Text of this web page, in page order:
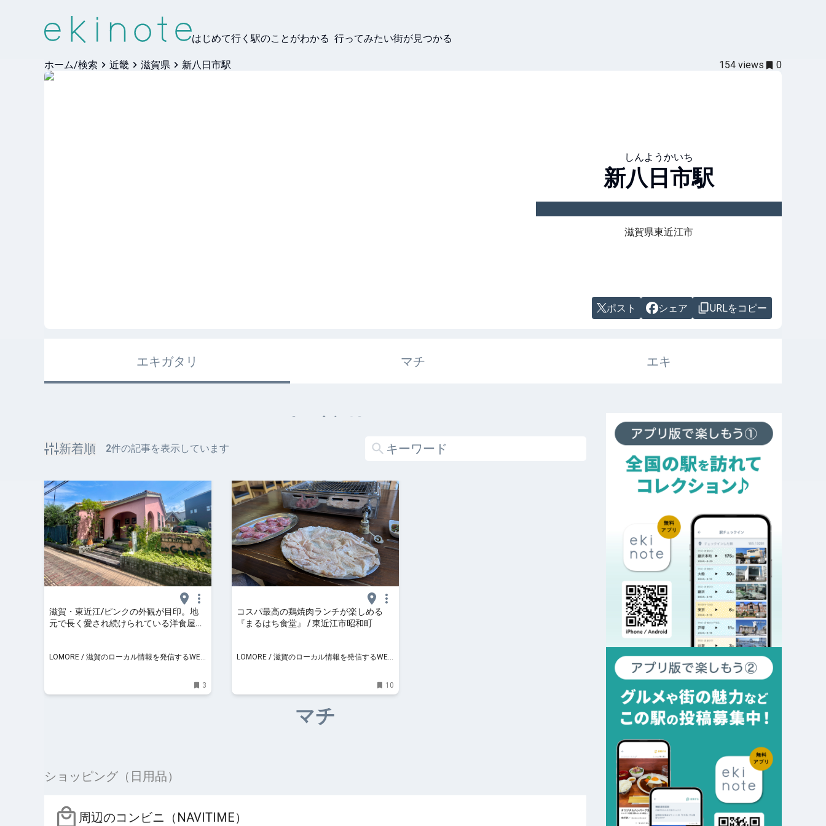
はじめて行く駅のことがわかる 行ってみたい街が見つかる
ホーム/検索 近畿 滋賀県 新八日市駅 154 views 0
しんようかいち
新八日市駅
滋賀県東近江市
ポスト シェア URLをコピー
エキガタリ マチ エキ
エキガタリ
新着順 2件の記事を表示しています
滋賀・東近江/ピンクの外観が目印。地
元で長く愛され続けられている洋食屋さ
LOMORE / 滋賀のローカル情報を発信するWEB
3
コスパ最高の鶏焼肉ランチが楽しめる
『まるはち食堂』 / 東近江市昭和町
LOMORE / 滋賀のローカル情報を発信するWEB
10
マチ
ショッピング（日用品）
周辺のコンビニ（NAVITIME）